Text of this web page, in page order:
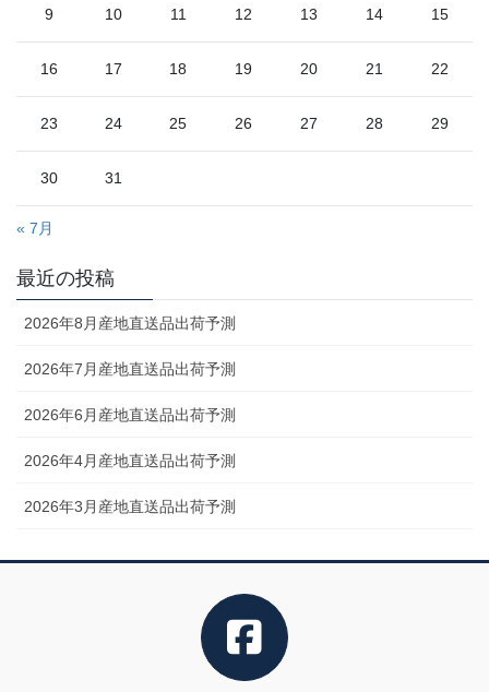
9 10 11 12 13 14 15
16 17 18 19 20 21 22
23 24 25 26 27 28 29
30 31
« 7月
最近の投稿
2026年8月産地直送品出荷予測
2026年7月産地直送品出荷予測
2026年6月産地直送品出荷予測
2026年4月産地直送品出荷予測
2026年3月産地直送品出荷予測